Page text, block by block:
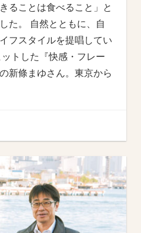
ることは食べること」と
た。 自然とともに、自
フスタイルを提唱してい
トした『快感・フレー
新條まゆさん。東京から